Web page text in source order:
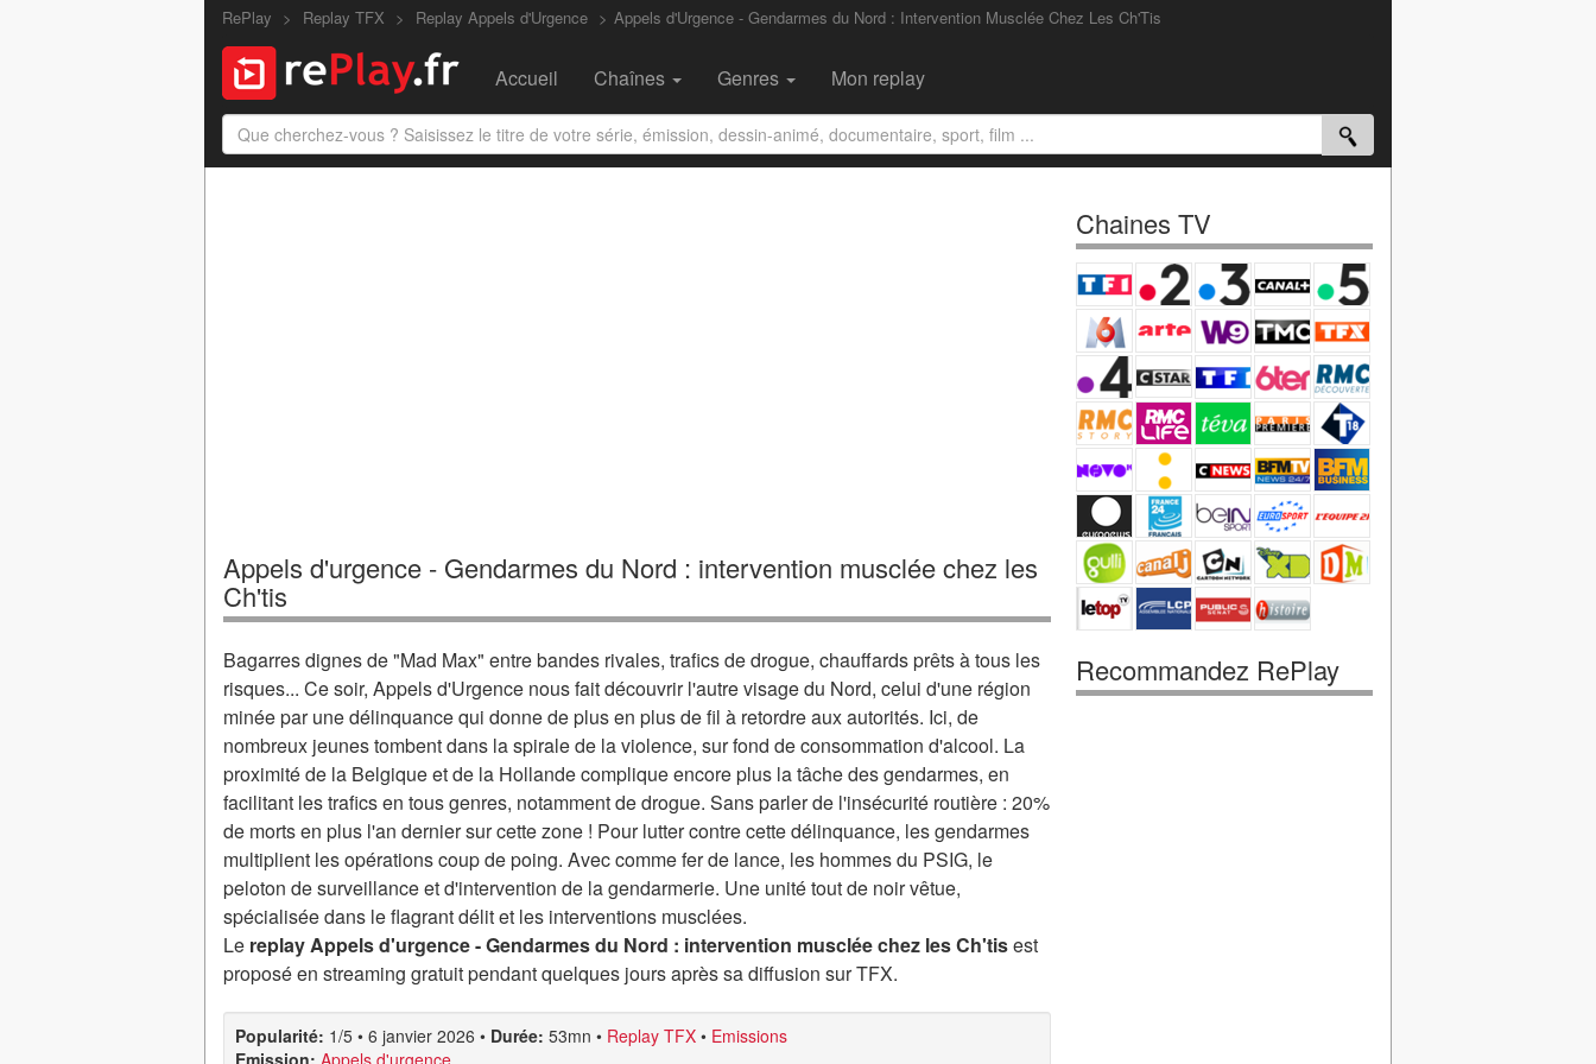
RePlay Replay TFX Replay Appels d'Urgence Appels d'Urgence - Gendarmes du Nord : Intervention Musclée Chez Les Ch'Tis
Accueil Chaînes Genres Mon replay
Appels d'urgence - Gendarmes du Nord : intervention musclée chez les
Ch'tis
Bagarres dignes de "Mad Max" entre bandes rivales, trafics de drogue, chauffards prêts à tous les
risques... Ce soir, Appels d'Urgence nous fait découvrir l'autre visage du Nord, celui d'une région
minée par une délinquance qui donne de plus en plus de fil à retordre aux autorités. Ici, de
nombreux jeunes tombent dans la spirale de la violence, sur fond de consommation d'alcool. La
proximité de la Belgique et de la Hollande complique encore plus la tâche des gendarmes, en
facilitant les trafics en tous genres, notamment de drogue. Sans parler de l'insécurité routière : 20%
de morts en plus l'an dernier sur cette zone ! Pour lutter contre cette délinquance, les gendarmes
multiplient les opérations coup de poing. Avec comme fer de lance, les hommes du PSIG, le
peloton de surveillance et d'intervention de la gendarmerie. Une unité tout de noir vêtue,
spécialisée dans le flagrant délit et les interventions musclées.
Le replay Appels d'urgence - Gendarmes du Nord : intervention musclée chez les Ch'tisest
proposé en streaming gratuit pendant quelques jours après sa diffusion sur TFX.
Popularité: 1/5 • 6 janvier 2026 • Durée: 53mn • Replay TFX • Emissions
Emission: Appels d'urgence
Chaines TV
Recommandez RePlay